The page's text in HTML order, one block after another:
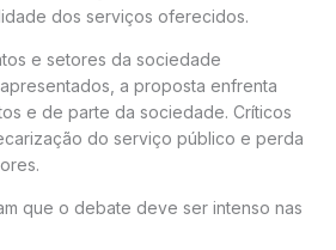
dos serviços oferecidos.
e setores da sociedade
a proposta enfrenta
e de parte da sociedade. Críticos
do serviço público e perda
que o debate deve ser intenso nas